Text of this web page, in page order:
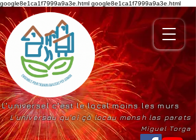
google8e1ca1f7999a9a3e.html google8e1ca1f7999a9a3e.html
L'universel c'est le local moins les murs
L'universau qu'ei çò locau mensh las parets
Miguel Torga